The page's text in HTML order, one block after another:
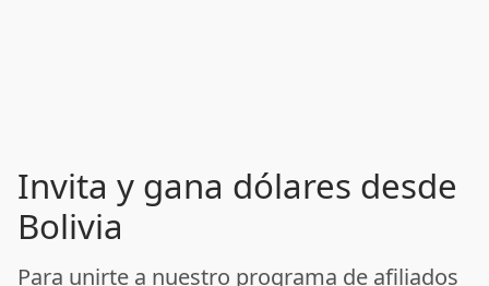
Invita y gana dólares desde
Bolivia
Para unirte a nuestro programa de afiliados